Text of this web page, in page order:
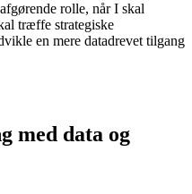
rolle, når I skal
træffe strategiske
en mere datadrevet tilgang
med data og